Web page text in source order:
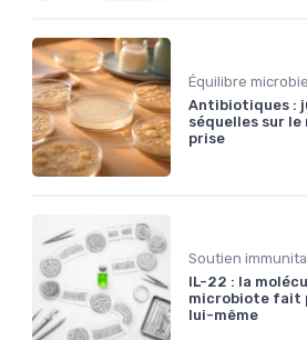
Équilibre
Antibiotiques :
séquelles sur
prise
Soutien
IL-22 : la
microbiote fait
lui-même